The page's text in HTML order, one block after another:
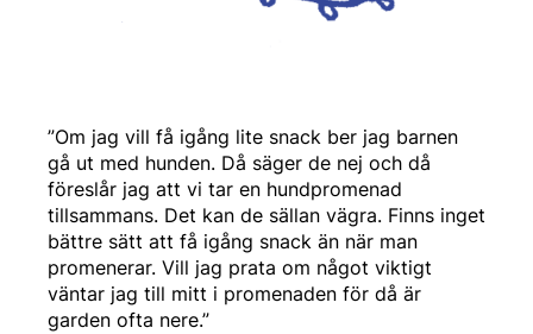
”Om jag vill få igång lite snack ber jag barnen
gå ut med hunden. Då säger de nej och då
föreslår jag att vi tar en hundpromenad
tillsammans. Det kan de sällan vägra. Finns inget
bättre sätt att få igång snack än när man
promenerar. Vill jag prata om något viktigt
väntar jag till mitt i promenaden för då är
garden ofta nere.”